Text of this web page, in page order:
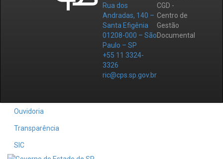
Rua dos
Andradas, 140 –
Santa Efigênia
01208-000 – São
Paulo – SP
+55 11 3324-
3326
ric@cps.sp.gov.br
CGD -
Centro de
Gestão
Documental
Ouvidoria
Transparência
SIC